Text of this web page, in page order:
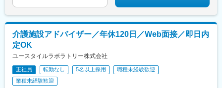
16：00 E様宅 買い物代行
17：00 管理者へ1日の報告、帰宅
※最初は必ず先輩が同行します！
年齢や経験は問わず興味を持っていただいた方とは全員と面接を
させていただいております。会社説明会を随時開催しております
ので、お気軽にご参加ください♪
園駅、京成西船駅、九段下駅、秋葉原駅、日暮里駅、板橋駅、大
塚駅(東京都)、赤羽岩淵駅、西早稲田駅、京急蒲田駅、不動前駅、
正門前駅、立川駅、日本大通り駅、静岡駅、第一通り駅、伏見駅
(愛知県)、近鉄名古屋駅、栄町駅(愛知県)、大曽根駅、名鉄一宮
駅、尾頭橋駅、新豊田駅、東梅田駅、中津駅(地下鉄)、福島駅(大
阪府・阪神線)、新大阪駅、祇園四条駅、四条駅(京都市営)、四条
介護施設アドバイザー／年休120日／Web面接／即日内
定OK
ユースタイルラボラトリー株式会社
正社員 転勤なし 5名以上採用
職種未経験歓迎
業種未経験歓迎